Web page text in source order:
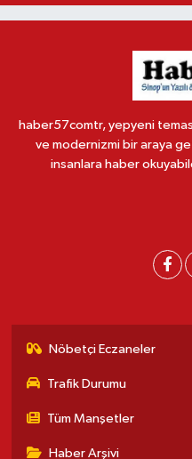
haber57comtr, yepyeni
ve modernizmi bir araya
insanlara haber
Nöbetçi Eczaneler
Trafik Durumu
Tüm Manşetler
Haber Arşivi